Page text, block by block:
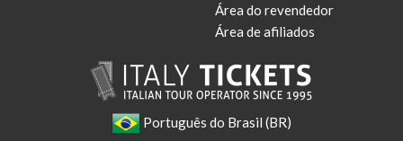
Área do revendedor
Área de afiliados
Português do Brasil (BR)